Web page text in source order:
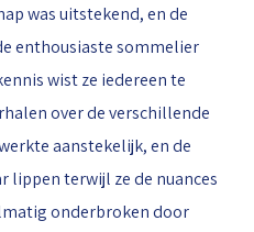
was uitstekend, en de
enthousiaste sommelier
wist ze iedereen te
over de verschillende
aanstekelijk, en de
lippen terwijl ze de nuances
onderbroken door